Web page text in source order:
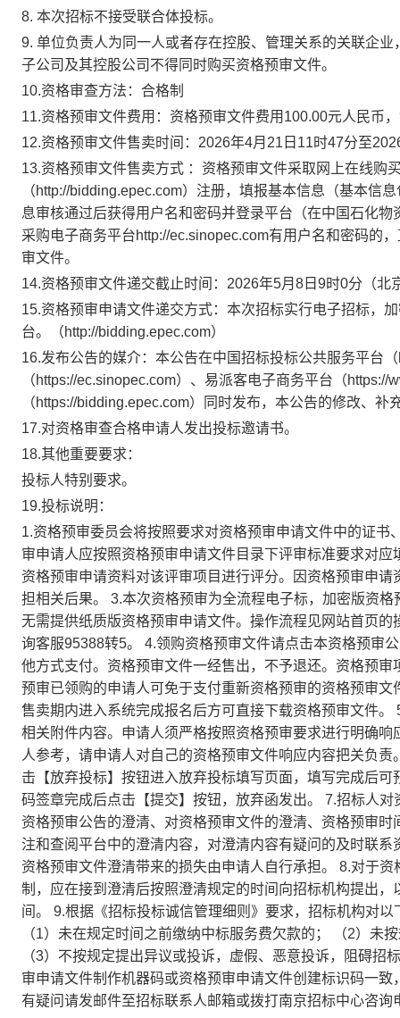
8. 本次招标不接受联合体投标。
9. 单位负责人为同一人或者存在控股、管理关系的关联企
子公司及其控股公司不得同时购买资格预审文件。
10.资格审查方法：合格制
11.资格预审文件费用：资格预审文件费用100.00元人民币
12.资格预审文件售卖时间：2026年4月21日11时47分至
13.资格预审文件售卖方式 ：资格预审文件采取网上在线购
（http://bidding.epec.com）注册，填报基本信息（基本信
息审核通过后获得用户名和密码并登录平台（在中国石化
采购电子商务平台http://ec.sinopec.com有用户名和密码的
审文件。
14.资格预审文件递交截止时间：2026年5月8日9时0分（北
15.资格预审申请文件递交方式：本次招标实行电子招标，
台。（http://bidding.epec.com）
16.发布公告的媒介：本公告在中国招标投标公共服务平台
（https://ec.sinopec.com）、易派客电子商务平台（
（https://bidding.epec.com）同时发布，本公告的修改、补
17.对资格审查合格申请人发出投标邀请书。
18.其他重要要求：
投标人特别要求。
19.投标说明：
1.资格预审委员会将按照要求对资格预审申请文件中的证
审申请人应按照资格预审申请文件目录下评审标准要求对
资格预审申请资料对该评审项目进行评分。因资格预审申
担相关后果。 3.本次资格预审为全流程电子标，加密版资
无需提供纸质版资格预审申请文件。操作流程见网站首页
询客服95388转5。 4.领购资格预审文件请点击本资格预审
他方式支付。资格预审文件一经售出，不予退还。资格预
预审已领购的申请人可免于支付重新资格预审的资格预审
售卖期内进入系统完成报名后方可直接下载资格预审文件
相关附件内容。申请人须严格按照资格预审要求进行明确
人参考，请申请人对自己的资格预审文件响应内容把关负
击【放弃投标】按钮进入放弃投标填写页面，填写完成后
码签章完成后点击【提交】按钮，放弃函发出。 7.招标人
资格预审公告的澄清、对资格预审文件的澄清、资格预审
注和查阅平台中的澄清内容，对澄清内容有疑问的及时联
资格预审文件澄清带来的损失由申请人自行承担。 8.对于
制，应在接到澄清后按照澄清规定的时间向招标机构提出
间。 9.根据《招标投标诚信管理细则》要求，招标机构对
（1）未在规定时间之前缴纳中标服务费欠款的； （2）未
（3）不按规定提出异议或投诉，虚假、恶意投诉，阻碍
审申请文件制作机器码或资格预审申请文件创建标识码一
有疑问请发邮件至招标联系人邮箱或拨打南京招标中心咨询